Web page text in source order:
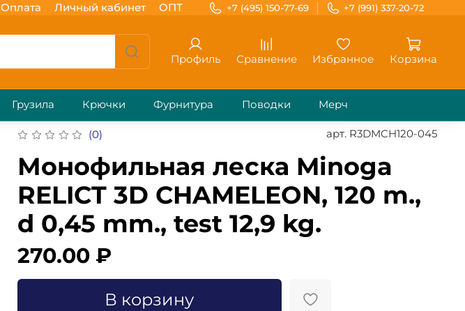
Оплата Личный кабинет ОПТ +7 (495) 150-77-69 +7 (991) 337-20-72
Профиль Сравнение Избранное Корзина
Грузила Крючки Фурнитура Поводки Мерч
(0) арт. R3DMCH120-045
Монофильная леска Minoga
RELICT 3D CHAMELEON, 120 m.,
d 0,45 mm., test 12,9 kg.
270.00 ₽
В корзину